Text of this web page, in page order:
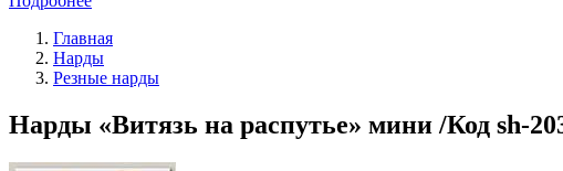
Главная
Нарды
Резные нарды
Нарды «Витязь на распутье» мини /Код sh-